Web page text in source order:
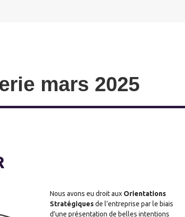
mars 2025
Nous avons eu droit aux Orientations
Stratégiquesde l’entreprise par le biais
d’une présentation de belles intentions